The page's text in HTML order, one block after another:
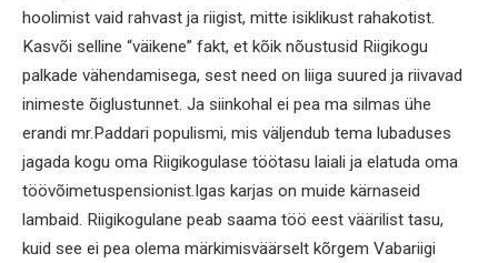
hoolimist vaid rahvast ja riigist, mitte isiklikust rahakotist.
Kasvõi selline “väikene” fakt, et kõik nõustusid Riigikogu
palkade vähendamisega, sest need on liiga suured ja riivavad
inimeste õiglustunnet. Ja siinkohal ei pea ma silmas ühe
erandi mr.Paddari populismi, mis väljendub tema lubaduses
jagada kogu oma Riigikogulase töötasu laiali ja elatuda oma
töövõimetuspensionist.Igas karjas on muide kärnaseid
lambaid. Riigikogulane peab saama töö eest väärilist tasu,
kuid see ei pea olema märkimisväärselt kõrgem Vabariigi